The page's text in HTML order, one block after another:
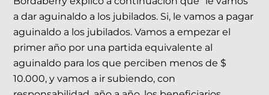
a dar aguinaldo a los jubilados. Si, le vamos a pagar
aguinaldo a los jubilados. Vamos a empezar el
primer año por una partida equivalente al
aguinaldo para los que perciben menos de $
10.000, y vamos a ir subiendo, con